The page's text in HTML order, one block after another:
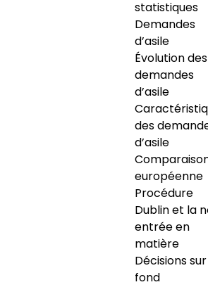
statistiques
Demandes
d’asile
Évolution des
demandes
d’asile
des
d’asile
européenne
Procédure
Dublin et la
entrée en
matière
Décisions
fond